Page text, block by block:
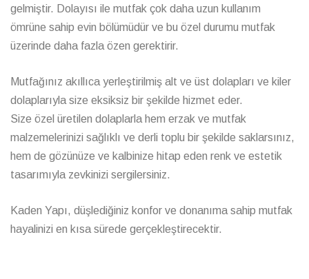
gelmiştir. Dolayısı ile mutfak çok daha uzun kullanım
ömrüne sahip evin bölümüdür ve bu özel durumu mutfak
üzerinde daha fazla özen gerektirir.
Mutfağınız akıllıca yerleştirilmiş alt ve üst dolapları ve kiler
dolaplarıyla size eksiksiz bir şekilde hizmet eder.
Size özel üretilen dolaplarla hem erzak ve mutfak
malzemelerinizi sağlıklı ve derli toplu bir şekilde saklarsınız,
hem de gözünüze ve kalbinize hitap eden renk ve estetik
tasarımıyla zevkinizi sergilersiniz.
Kaden Yapı, düşlediğiniz konfor ve donanıma sahip mutfak
hayalinizi en kısa sürede gerçekleştirecektir.